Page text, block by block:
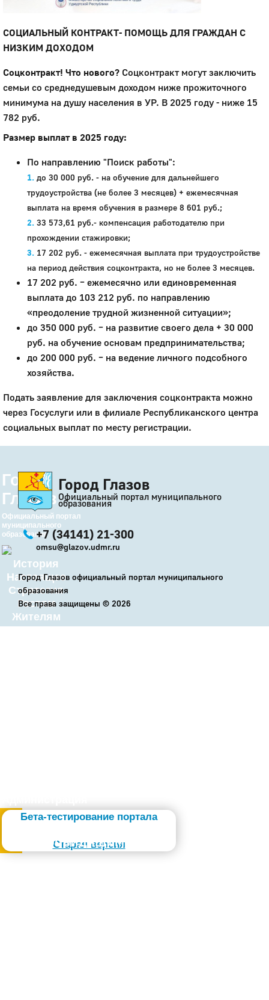
Город
Глазов
Официальный портал
муниципального
образования
История
Настоящее
Стратегия
Гостям
Жителям
Бизнесу
Бета-тестирование портала
Старая версия
Слабовидящим
СОЦИАЛЬНЫЙ КОНТРАКТ- ПОМОЩЬ ДЛЯ ГРАЖДАН С
НИЗКИМ ДОХОДОМ
Соцконтракт! Что нового? Соцконтракт могут заключить
семьи со среднедушевым доходом ниже прожиточного
минимума на душу населения в УР. В 2025 году - ниже 15
782 руб.
Размер выплат в 2025 году:
По направлению "Поиск работы":
до 30 000 руб. - на обучение для дальнейшего
трудоустройства (не более 3 месяцев) + ежемесячная
выплата на время обучения в размере 8 601 руб.;
33 573,61 руб.- компенсация работодателю при
прохождении стажировки;
17 202 руб. - ежемесячная выплата при трудоустройстве
на период действия соцконтракта, но не более 3 месяцев.
17 202 руб. – ежемесячно или единовременная
выплата до 103 212 руб. по направлению
«преодоление трудной жизненной ситуации»;
до 350 000 руб. – на развитие своего дела + 30 000
руб. на обучение основам предпринимательства;
до 200 000 руб. – на ведение личного подсобного
хозяйства.
Подать заявление для заключения соцконтракта можно
через Госуслуги или в филиале Республиканского центра
социальных выплат по месту регистрации.
Город Глазов
Официальный портал муниципального
образования
+7 (34141) 21-300
omsu@glazov.udmr.ru
Город Глазов официальный портал муниципального
образования
Все права защищены © 2026